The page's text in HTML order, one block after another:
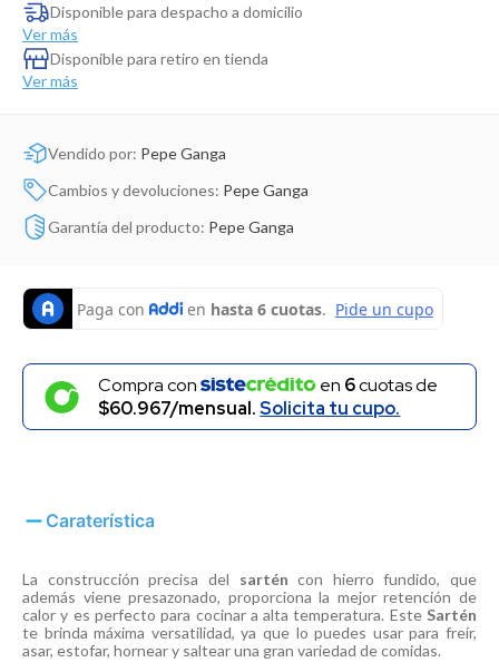
Disponible para despacho a domicilio
Ver más
Disponible para retiro en tienda
Ver más
Vendido por: Pepe Ganga
Cambios y devoluciones: Pepe Ganga
Garantía del producto: Pepe Ganga
Compra con en 6cuotas de
$60.967/mensual.Solicita tu cupo.
Caraterística
La construcción precisa del sartén con hierro fundido, que
además viene presazonado, proporciona la mejor retención de
calor y es perfecto para cocinar a alta temperatura. Este Sartén
te brinda máxima versatilidad, ya que lo puedes usar para freír,
asar, estofar, hornear y saltear una gran variedad de comidas.
Dinosaurio Juguete